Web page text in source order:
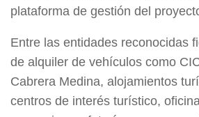
plataforma de gestión del
Entre las entidades reconocidas
de alquiler de vehículos como
Cabrera Medina, alojamientos
centros de interés turístico,